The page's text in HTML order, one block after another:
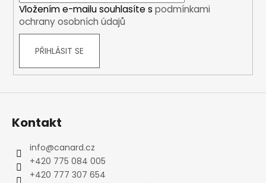
Vložením e-mailu souhlasíte s podmínkami
ochrany osobních údajů
PŘIHLÁSIT SE
Kontakt
info@canard.cz
+420 775 084 005
+420 777 307 654